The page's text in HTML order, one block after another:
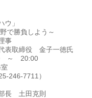
」
勝負しよう～
事
取締役 金子一徳氏
～ 20:00
7711）
長 土田克則